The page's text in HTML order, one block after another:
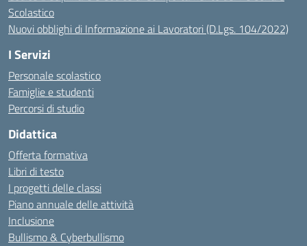
Scolastico
Nuovi obblighi di Informazione ai Lavoratori (D.Lgs. 104/2022)
I Servizi
Personale scolastico
Famiglie e studenti
Percorsi di studio
Didattica
Offerta formativa
Libri di testo
I progetti delle classi
Piano annuale delle attività
Inclusione
Bullismo & Cyberbullismo